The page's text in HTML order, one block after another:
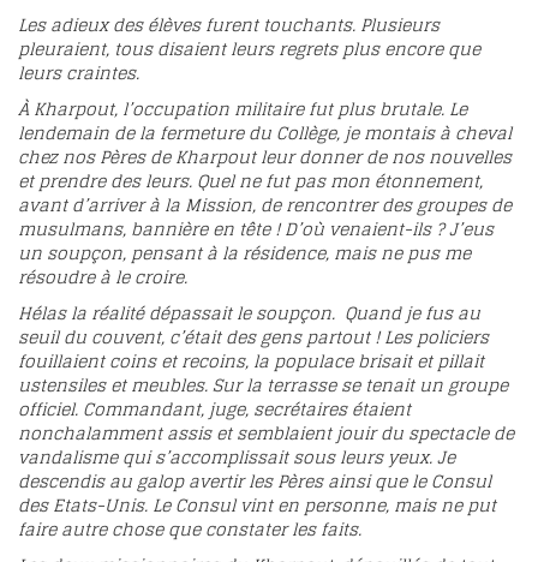
Les adieux des élèves furent touchants. Plusieurs
pleuraient, tous disaient leurs regrets plus encore que
leurs craintes.
À Kharpout, l’occupation militaire fut plus brutale. Le
lendemain de la fermeture du Collège, je montais à cheval
chez nos Pères de Kharpout leur donner de nos nouvelles
et prendre des leurs. Quel ne fut pas mon étonnement,
avant d’arriver à la Mission, de rencontrer des groupes de
musulmans, bannière en tête ! D’où venaient-ils ? J’eus
un soupçon, pensant à la résidence, mais ne pus me
résoudre à le croire.
Hélas la réalité dépassait le soupçon. Quand je fus au
seuil du couvent, c’était des gens partout ! Les policiers
fouillaient coins et recoins, la populace brisait et pillait
ustensiles et meubles. Sur la terrasse se tenait un groupe
officiel. Commandant, juge, secrétaires étaient
nonchalamment assis et semblaient jouir du spectacle de
vandalisme qui s’accomplissait sous leurs yeux. Je
descendis au galop avertir les Pères ainsi que le Consul
des Etats-Unis. Le Consul vint en personne, mais ne put
faire autre chose que constater les faits.